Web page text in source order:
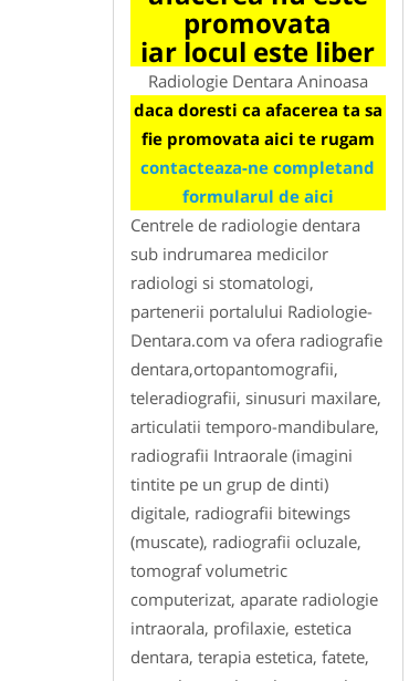
promovata
iar locul este liber
Radiologie Dentara Aninoasa
daca doresti ca afacerea ta sa
fie promovata aici te rugam
contacteaza-ne completand
formularul de aici
Centrele de radiologie dentara
sub indrumarea medicilor
radiologi si stomatologi,
partenerii portalului Radiologie-
Dentara.com va ofera radiografie
dentara,ortopantomografii,
teleradiografii, sinusuri maxilare,
articulatii temporo-mandibulare,
radiografii Intraorale (imagini
tintite pe un grup de dinti)
digitale, radiografii bitewings
(muscate), radiografii ocluzale,
tomograf volumetric
computerizat, aparate radiologie
intraorala, profilaxie, estetica
dentara, terapia estetica, fatete,